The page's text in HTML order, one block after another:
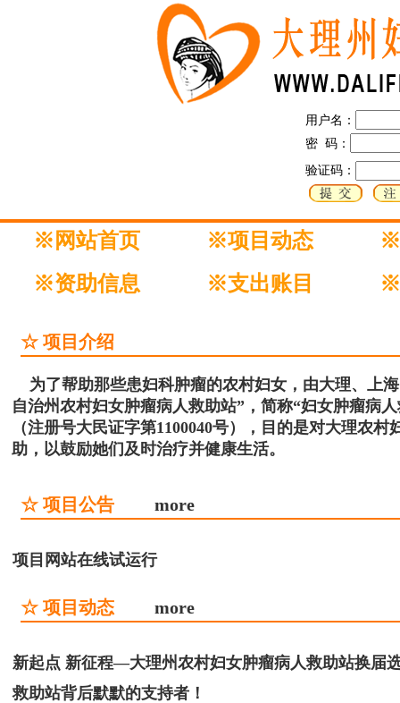
用户名：
密 码：
验证码：
※网站首页 ※项目动态
※
※资助信息
※支出账目 ※
☆ 项目介绍
为了帮助那些患妇科肿瘤的农村妇女，由大理、上
自治州农村妇女肿瘤病人救助站”，简称“妇女肿瘤病
（注册号大民证字第1100040号），目的是对大理农
助，以鼓励她们及时治疗并健康生活。
☆ 项目公告 more
项目网站在线试运行
☆ 项目动态 more
新起点 新征程—大理州农村妇女肿瘤病人救助站换届
救助站背后默默的支持者！